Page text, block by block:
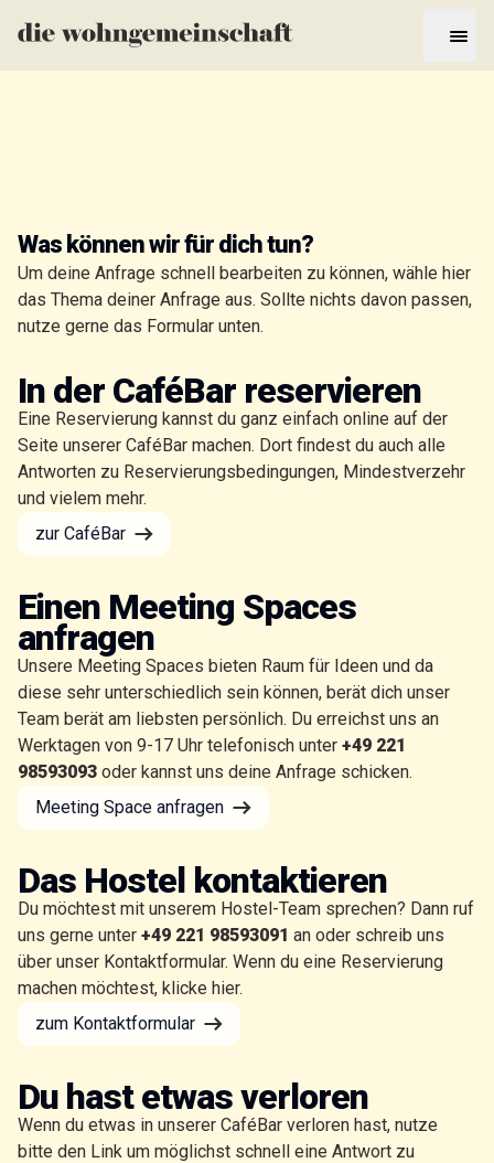
Was können wir für dich tun?
Um deine Anfrage schnell bearbeiten zu können, wähle hier
das Thema deiner Anfrage aus. Sollte nichts davon passen,
nutze gerne das Formular unten.
In der CaféBar reservieren
Eine Reservierung kannst du ganz einfach online auf der
Seite unserer CaféBar machen. Dort findest du auch alle
Antworten zu Reservierungsbedingungen, Mindestverzehr
und vielem mehr.
zur CaféBar
Einen Meeting Spaces
anfragen
Unsere Meeting Spaces bieten Raum für Ideen und da
diese sehr unterschiedlich sein können, berät dich unser
Team berät am liebsten persönlich. Du erreichst uns an
Werktagen von 9-17 Uhr telefonisch unter +49 221
98593093 oder kannst uns deine Anfrage schicken.
Meeting Space anfragen
Das Hostel kontaktieren
Du möchtest mit unserem Hostel-Team sprechen? Dann ruf
uns gerne unter +49 221 98593091 an oder schreib uns
über unser Kontaktformular. Wenn du eine Reservierung
machen möchtest, klicke hier.
zum Kontaktformular
Du hast etwas verloren
Wenn du etwas in unserer CaféBar verloren hast, nutze
bitte den Link um möglichst schnell eine Antwort zu